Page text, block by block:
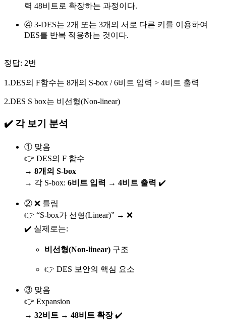
력 48비트로 확장하는 과정이다.
④ 3-DES는 2개 또는 3개의 서로 다른 키를 이용하여
DES를 반복 적용하는 것이다.
정답: 2번
1.DES의 F함수는 8개의 S-box / 6비트 입력 > 4비트 출력
2.DES S box는 비선형(Non-linear)
✔️ 각 보기 분석
① 맞음
👉 DES의 F 함수
→ 8개의 S-box
→ 각 S-box: 6비트 입력 → 4비트 출력 ✔️
② ❌ 틀림
👉 “S-box가 선형(Linear)” → ❌
✔️ 실제로는:
비선형(Non-linear) 구조
👉 DES 보안의 핵심 요소
③ 맞음
👉 Expansion
→ 32비트 → 48비트 확장✔️